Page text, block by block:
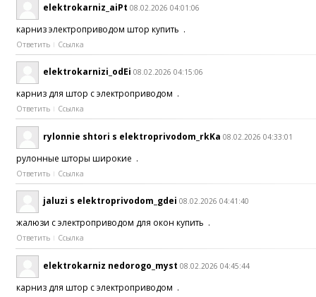
elektrokarniz_aiPt 08.02.2026 04:01:06
карниз электроприводом штор купить .
Ответить Ссылка
elektrokarnizi_odEi 08.02.2026 04:15:06
карниз для штор с электроприводом .
Ответить Ссылка
rylonnie shtori s elektroprivodom_rkKa 08.02.2026 04:33:01
рулонные шторы широкие .
Ответить Ссылка
jaluzi s elektroprivodom_gdei 08.02.2026 04:41:40
жалюзи с электроприводом для окон купить .
Ответить Ссылка
elektrokarniz nedorogo_myst 08.02.2026 04:45:44
карниз для штор с электроприводом .